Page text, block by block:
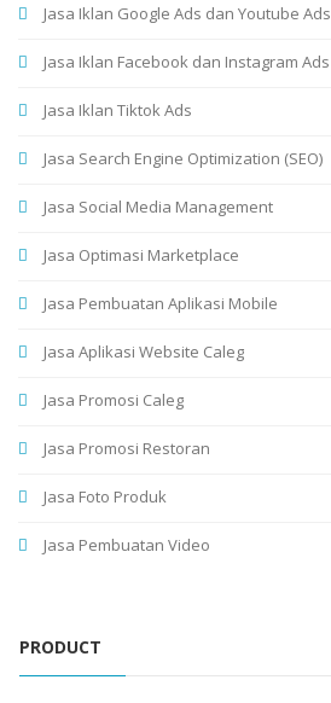
Jasa Iklan Google Ads dan Youtube Ads
Jasa Iklan Facebook dan Instagram Ads
Jasa Iklan Tiktok Ads
Jasa Search Engine Optimization (SEO)
Jasa Social Media Management
Jasa Optimasi Marketplace
Jasa Pembuatan Aplikasi Mobile
Jasa Aplikasi Website Caleg
Jasa Promosi Caleg
Jasa Promosi Restoran
Jasa Foto Produk
Jasa Pembuatan Video
PRODUCT